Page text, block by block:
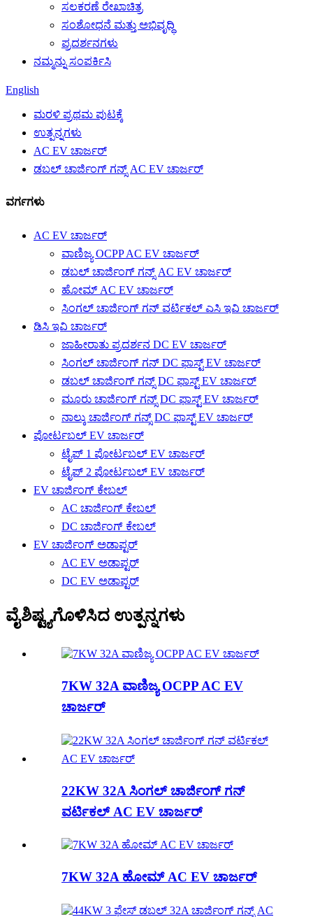
ಸಲಕರಣೆ ರೇಖಾಚಿತ್ರ
ಸಂಶೋಧನೆ ಮತ್ತು ಅಭಿವೃದ್ಧಿ
ಪ್ರದರ್ಶನಗಳು
ನಮ್ಮನ್ನು ಸಂಪರ್ಕಿಸಿ
English
ಮರಳಿ ಪ್ರಥಮ ಪುಟಕ್ಕೆ
ಉತ್ಪನ್ನಗಳು
AC EV ಚಾರ್ಜರ್
ಡಬಲ್ ಚಾರ್ಜಿಂಗ್ ಗನ್ಸ್ AC EV ಚಾರ್ಜರ್
ವರ್ಗಗಳು
AC EV ಚಾರ್ಜರ್
ವಾಣಿಜ್ಯ OCPP AC EV ಚಾರ್ಜರ್
ಡಬಲ್ ಚಾರ್ಜಿಂಗ್ ಗನ್ಸ್ AC EV ಚಾರ್ಜರ್
ಹೋಮ್ AC EV ಚಾರ್ಜರ್
ಸಿಂಗಲ್ ಚಾರ್ಜಿಂಗ್ ಗನ್ ವರ್ಟಿಕಲ್ ಎಸಿ ಇವಿ ಚಾರ್ಜರ್
ಡಿಸಿ ಇವಿ ಚಾರ್ಜರ್
ಜಾಹೀರಾತು ಪ್ರದರ್ಶನ DC EV ಚಾರ್ಜರ್
ಸಿಂಗಲ್ ಚಾರ್ಜಿಂಗ್ ಗನ್ DC ಫಾಸ್ಟ್ EV ಚಾರ್ಜರ್
ಡಬಲ್ ಚಾರ್ಜಿಂಗ್ ಗನ್ಸ್ DC ಫಾಸ್ಟ್ EV ಚಾರ್ಜರ್
ಮೂರು ಚಾರ್ಜಿಂಗ್ ಗನ್ಸ್ DC ಫಾಸ್ಟ್ EV ಚಾರ್ಜರ್
ನಾಲ್ಕು ಚಾರ್ಜಿಂಗ್ ಗನ್ಸ್ DC ಫಾಸ್ಟ್ EV ಚಾರ್ಜರ್
ಪೋರ್ಟಬಲ್ EV ಚಾರ್ಜರ್
ಟೈಪ್ 1 ಪೋರ್ಟಬಲ್ EV ಚಾರ್ಜರ್
ಟೈಪ್ 2 ಪೋರ್ಟಬಲ್ EV ಚಾರ್ಜರ್
EV ಚಾರ್ಜಿಂಗ್ ಕೇಬಲ್
AC ಚಾರ್ಜಿಂಗ್ ಕೇಬಲ್
DC ಚಾರ್ಜಿಂಗ್ ಕೇಬಲ್
EV ಚಾರ್ಜಿಂಗ್ ಅಡಾಪ್ಟರ್
AC EV ಅಡಾಪ್ಟರ್
DC EV ಅಡಾಪ್ಟರ್
ವೈಶಿಷ್ಟ್ಯಗೊಳಿಸಿದ ಉತ್ಪನ್ನಗಳು
7KW 32A ವಾಣಿಜ್ಯ OCPP AC EV
ಚಾರ್ಜರ್
22KW 32A ಸಿಂಗಲ್ ಚಾರ್ಜಿಂಗ್ ಗನ್
ವರ್ಟಿಕಲ್ AC EV ಚಾರ್ಜರ್
7KW 32A ಹೋಮ್ AC EV ಚಾರ್ಜರ್